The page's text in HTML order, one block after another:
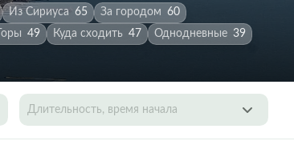
Из Сириуса 65 За городом 60
Горы 49 Куда сходить 47 Однодневные 39
Длительность, время начала